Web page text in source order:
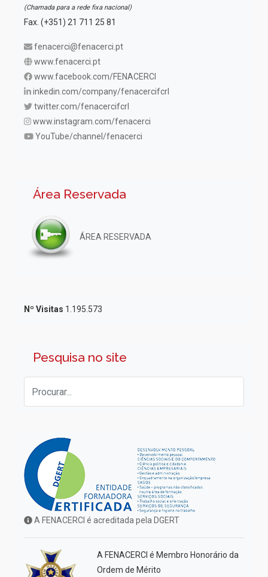
(Chamada para a rede fixa nacional)
Fax. (+351) 21 711 25 81
fenacerci@fenacerci.pt
www.fenacerci.pt
www.facebook.com/FENACERCI
inkedin.com/company/fenacercifcrl
twitter.com/fenacercifcrl
www.instagram.com/fenacerci
YouTube/channel/fenacerci
Área Reservada
ÁREA RESERVADA
Nº Visitas 1.195.573
Pesquisa no site
A FENACERCI é acreditada pela DGERT
A FENACERCI é Membro Honorário da
Ordem de Mérito